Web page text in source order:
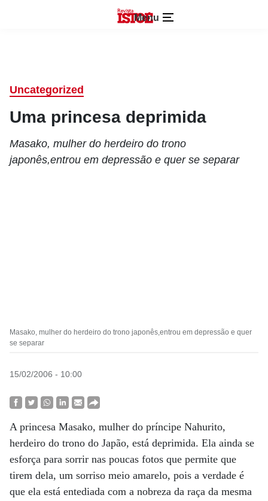
Menu
Uncategorized
Uma princesa deprimida
Masako, mulher do herdeiro do trono
japonês,entrou em depressão e quer se separar
Masako, mulher do herdeiro do trono japonês,entrou em depressão e quer
se separar
15/02/2006 - 10:00
A princesa Masako, mulher do príncipe Nahurito,
herdeiro do trono do Japão, está deprimida. Ela ainda se
esforça para sorrir nas poucas fotos que permite que
tirem dela, um sorriso meio amarelo, pois a verdade é
que ela está entediada com a nobreza da raça da mesma